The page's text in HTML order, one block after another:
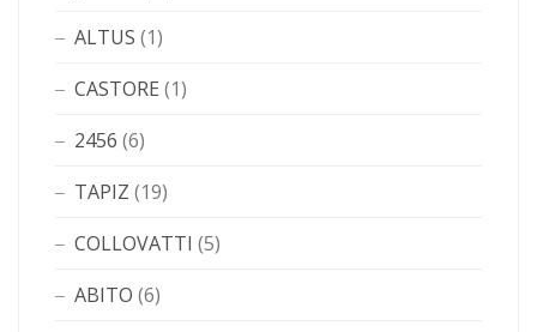
ALTUS (1)
CASTORE (1)
2456 (6)
TAPIZ (19)
COLLOVATTI (5)
ABITO (6)